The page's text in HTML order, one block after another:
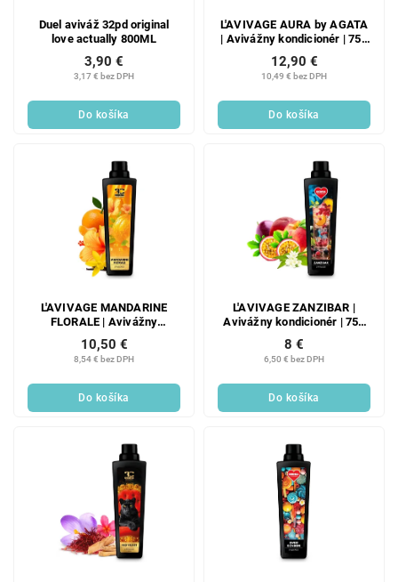
Duel aviváž 32pd original
love actually 800ML
3,17 € bez DPH
3,90 €
Do košíka
L'AVIVAGE AURA by AGATA
| Avivážny kondicionér | 750
ml
10,49 € bez DPH
12,90 €
Do košíka
L'AVIVAGE MANDARINE
FLORALE | Avivážny
kondicionér | 750 ml
8,54 € bez DPH
10,50 €
Do košíka
L'AVIVAGE ZANZIBAR |
Avivážny kondicionér | 750
ml
6,50 € bez DPH
8 €
Do košíka